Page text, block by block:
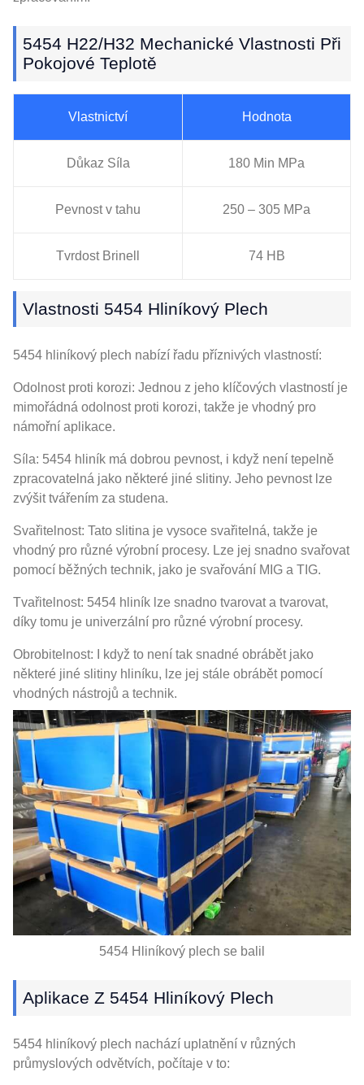
5454 H22/H32 Mechanické Vlastnosti Při
Pokojové Teplotě
Vlastnictví Hodnota
Důkaz Síla 180 Min MPa
Pevnost v tahu 250 – 305 MPa
Tvrdost Brinell 74 HB
Vlastnosti 5454 Hliníkový Plech
5454 hliníkový plech nabízí řadu příznivých vlastností:
Odolnost proti korozi: Jednou z jeho klíčových vlastností je
mimořádná odolnost proti korozi, takže je vhodný pro
námořní aplikace.
Síla: 5454 hliník má dobrou pevnost, i když není tepelně
zpracovatelná jako některé jiné slitiny. Jeho pevnost lze
zvýšit tvářením za studena.
Svařitelnost: Tato slitina je vysoce svařitelná, takže je
vhodný pro různé výrobní procesy. Lze jej snadno svařovat
pomocí běžných technik, jako je svařování MIG a TIG.
Tvařitelnost: 5454 hliník lze snadno tvarovat a tvarovat,
díky tomu je univerzální pro různé výrobní procesy.
Obrobitelnost: I když to není tak snadné obrábět jako
některé jiné slitiny hliníku, lze jej stále obrábět pomocí
vhodných nástrojů a technik.
5454 Hliníkový plech se balil
Aplikace Z 5454 Hliníkový Plech
5454 hliníkový plech nachází uplatnění v různých
průmyslových odvětvích, počítaje v to: